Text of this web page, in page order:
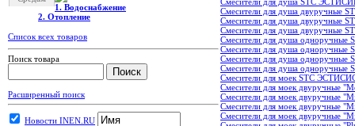
1. Водоснабжение
2. Отопление
Список всех товаров
Поиск товара
Расширенный поиск
Новости INEN.RU
Смесители для душа двуручные
Смесители для душа двуручные
Смесители для душа двуручные
Смесители для душа одноручные
Смесители для душа одноручные
Смесители для душа одноручные
Смесители для душа одноручные
Смесители для моек STC ЭСТИСИ
Смесители для моек двуручные
Смесители для моек двуручные
Смесители для моек двуручные
Смесители для моек двуручные